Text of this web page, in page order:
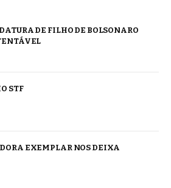
DE FILHO DE BOLSONARO
STF
EXEMPLAR NOS DEIXA